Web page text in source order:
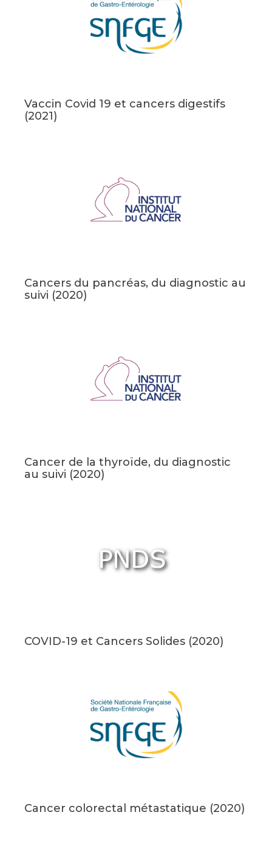
Vaccin Covid 19 et cancers digestifs
(2021)
Cancers du pancréas, du diagnostic au
suivi (2020)
Cancer de la thyroïde, du diagnostic
au suivi (2020)
COVID-19 et Cancers Solides (2020)
Cancer colorectal métastatique (2020)